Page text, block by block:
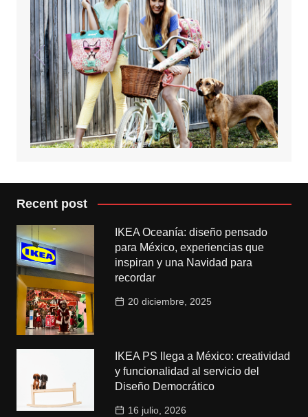
Recent post
IKEA Oceanía: diseño pensado
para México, experiencias que
inspiran y una Navidad para
recordar
20 diciembre, 2025
IKEA PS llega a México: creatividad
y funcionalidad al servicio del
Diseño Democrático
16 julio, 2026